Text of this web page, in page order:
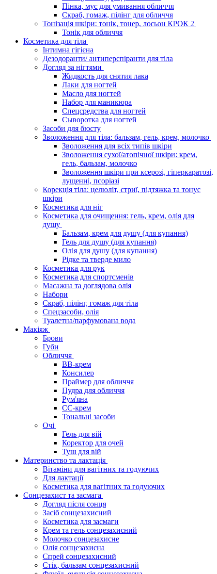
Пінка, мус для умивання обличчя
Скраб, гомаж, пілінг для обличчя
Тонізація шкіри: тонік, тонер, лосьон КРОК 2
Тонік для обличчя
Косметика для тіла
Інтимна гігієна
Дезодоранти/ антиперспіранти для тіла
Догляд за нігтями
Жидкость для снятия лака
Лаки для ногтей
Масло для ногтей
Набор для маникюра
Спецсредства для ногтей
Сыворотка для ногтей
Засоби для бюсту
Зволоження для тіла: бальзам, гель, крем, молочко
Зволоження для всіх типів шкіри
Зволоження сухої/атопічної шкіри: крем,
гель, бальзам, молочко
Зволоження шкіри при ксерозі, гіперкаратозі,
лущенні, псоріазі
Корекція тіла: целюліт, стриї, підтяжка та тонус
шкіри
Косметика для ніг
Косметика для очищення: гель, крем, олія для
душу
Бальзам, крем для душу (для купання)
Гель для душу (для купання)
Олія для душу (для купання)
Рідке та тверде мило
Косметика для рук
Косметика для спортсменів
Масажна та доглядова олія
Набори
Скраб, пілінг, гомаж для тіла
Спецзасоби, олія
Туалетна/парфумована вода
Макіяж
Брови
Губи
Обличчя
BB-крем
Консилер
Праймер для обличчя
Пудра для обличчя
Рум'яна
СС-крем
Тональні засоби
Очі
Гель для вій
Коректор для очей
Туш для вій
Материнство та лактація
Вітаміни для вагітних та годуючих
Для лактації
Косметика для вагітних та годуючих
Сонцезахист та засмага
Догляд після сонця
Засіб сонцезахисний
Косметика для засмаги
Крем та гель сонцезахисний
Молочко сонцезахисне
Олія сонцезахисна
Спрей сонцезахисний
Стік, бальзам сонцезахисний